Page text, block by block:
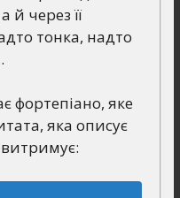
через її
тонка, надто
фортепіано, яке
яка описує